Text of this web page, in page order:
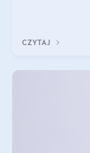
CZYTAJ